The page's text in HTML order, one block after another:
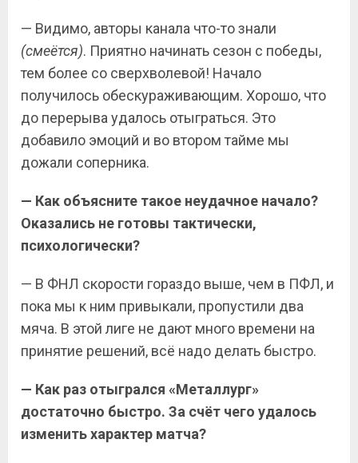
— Видимо, авторы канала что-то знали
(смеётся). Приятно начинать сезон с победы,
тем более со сверхволевой! Начало
получилось обескураживающим. Хорошо, что
до перерыва удалось отыграться. Это
добавило эмоций и во втором тайме мы
дожали соперника.
— Как объясните такое неудачное начало?
Оказались не готовы тактически,
психологически?
— В ФНЛ скорости гораздо выше, чем в ПФЛ, и
пока мы к ним привыкали, пропустили два
мяча. В этой лиге не дают много времени на
принятие решений, всё надо делать быстро.
— Как раз отыгрался «Металлург»
достаточно быстро. За счёт чего удалось
изменить характер матча?